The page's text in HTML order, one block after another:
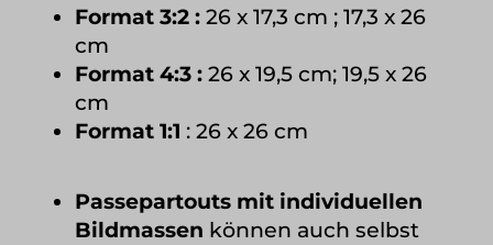
Format 3:2 : 26 x 17,3 cm ; 17,3 x 26
cm
Format 4:3 : 26 x 19,5 cm; 19,5 x 26
cm
Format 1:1 : 26 x 26 cm
Passepartouts mit individuellen
Bildmassen können auch selbst